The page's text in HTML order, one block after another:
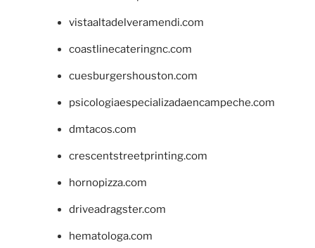
vistaaltadelveramendi.com
coastlinecateringnc.com
cuesburgershouston.com
psicologiaespecializadaencampeche.com
dmtacos.com
crescentstreetprinting.com
hornopizza.com
driveadragster.com
hematologa.com